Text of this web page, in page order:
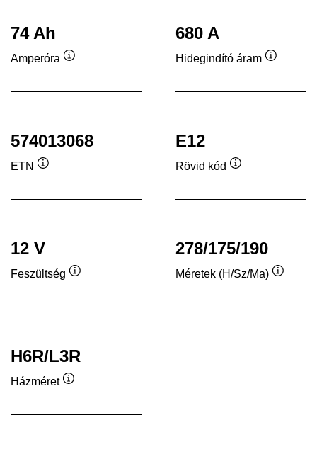
74 Ah
Amperóra
680 A
Hidegindító áram
574013068
ETN
E12
Rövid kód
12 V
Feszültség
278/175/190
Méretek (H/Sz/Ma)
H6R/L3R
Házméret